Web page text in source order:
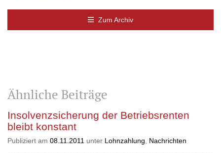
Zum Archiv
Ähnliche Beiträge
Insolvenzsicherung der Betriebsrenten
bleibt konstant
Publiziert am 08.11.2011 unter Lohnzahlung Nachrichten